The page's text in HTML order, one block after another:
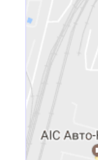
Ссылка для